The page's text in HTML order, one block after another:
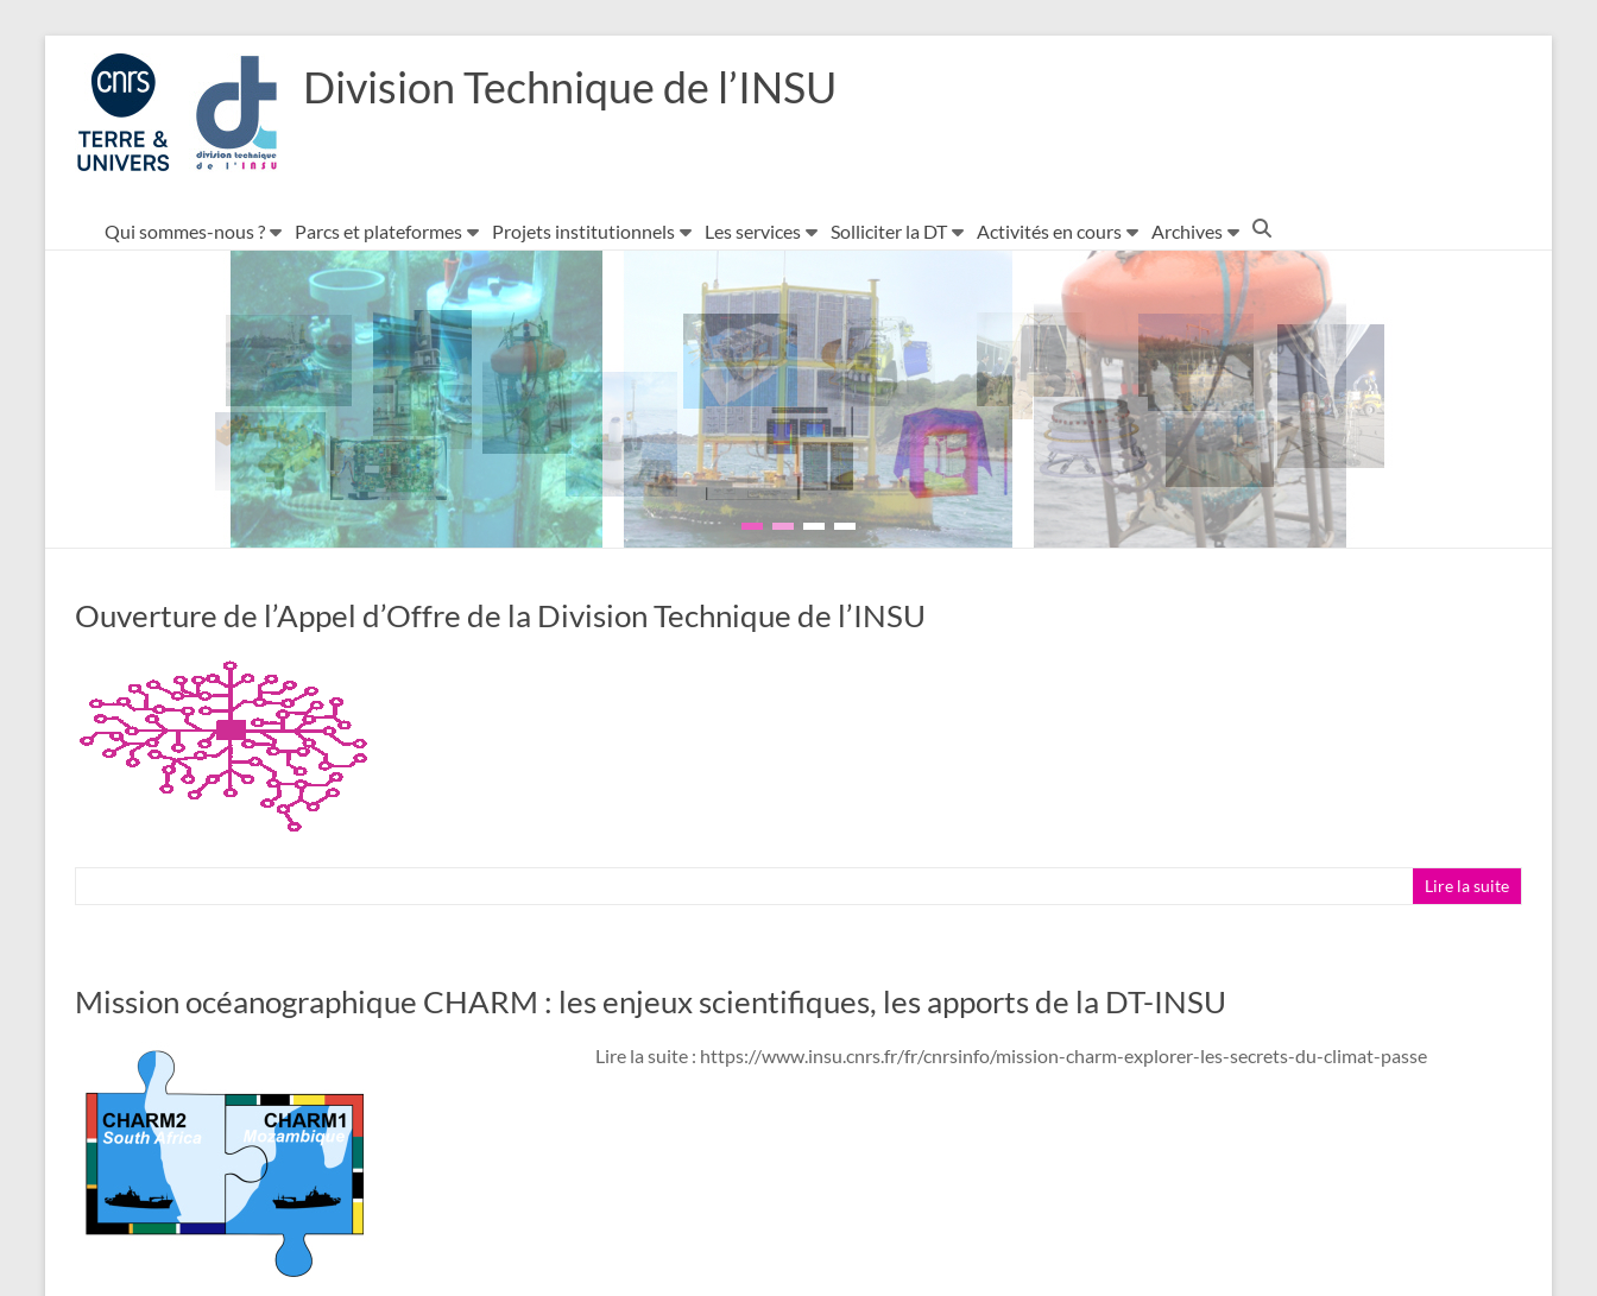
contenu
Division Technique de l’INSU
Qui sommes-nous ? Parcs et plateformes Projets institutionnels Les services Solliciter la DT Activités en cours Archives
Ouverture de l’Appel d’Offre de la Division Technique de l’INSU
Lire la suite
Mission océanographique CHARM : les enjeux scientifiques, les apports de la DT-INSU
Lire la suite : https://www.insu.cnrs.fr/fr/cnrsinfo/mission-charm-explorer-les-secrets-du-climat-passe